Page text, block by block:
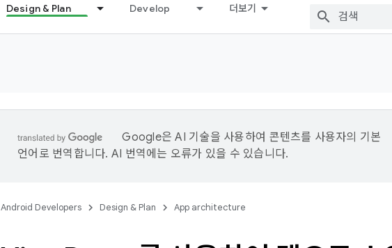
Design & Plan Develop 더보기
Google은 AI 기술을 사용하여 콘텐츠를 사용자의 기본
언어로 번역합니다. AI 번역에는 오류가 있을 수 있습니다.
Android Developers Design & Plan App architecture